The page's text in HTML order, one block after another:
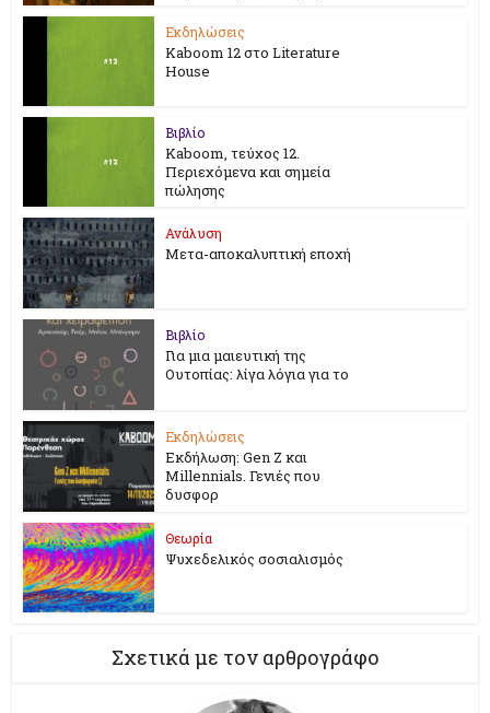
Εκδηλώσεις
Kaboom 12 στο Literature
House
Βιβλίο
Kaboom, τεύχος 12.
Περιεχόμενα και σημεία
πώλησης
Ανάλυση
Μετα-αποκαλυπτική εποχή
Βιβλίο
Για μια μαιευτική της
Ουτοπίας: λίγα λόγια για το
Εκδηλώσεις
Εκδήλωση: Gen Z και
Millennials. Γενιές που
δυσφορ
Θεωρία
Ψυχεδελικός σοσιαλισμός
Σχετικά με τον αρθρογράφο